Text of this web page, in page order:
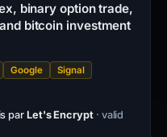
binary option trade,
bitcoin investment
Google
Signal
par Let's Encrypt · valid